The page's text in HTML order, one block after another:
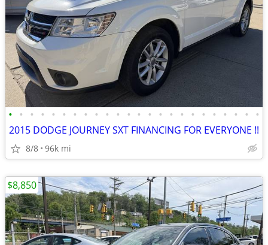
• • • • • • • • • • • • • • • • • • • • • • • •
2015 DODGE JOURNEY SXT FINANCING FOR EVERYONE !!
8/8 96k mi
$8,850